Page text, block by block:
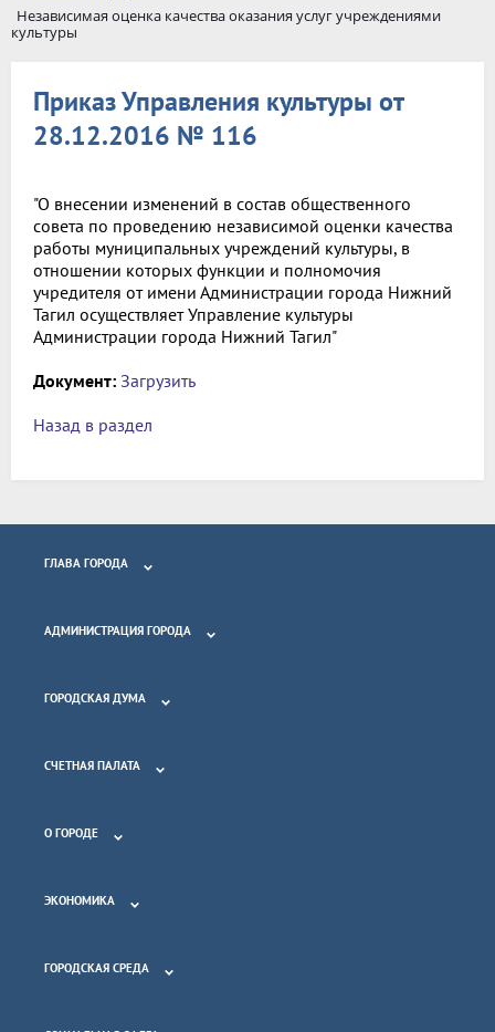
Независимая оценка качества оказания услуг учреждениями
культуры
Приказ Управления культуры от
28.12.2016 № 116
"О внесении изменений в состав общественного
совета по проведению независимой оценки качества
работы муниципальных учреждений культуры, в
отношении которых функции и полномочия
учредителя от имени Администрации города Нижний
Тагил осуществляет Управление культуры
Администрации города Нижний Тагил"
Документ: Загрузить
Назад в раздел
ГЛАВА ГОРОДА
АДМИНИСТРАЦИЯ ГОРОДА
ГОРОДСКАЯ ДУМА
СЧЕТНАЯ ПАЛАТА
О ГОРОДЕ
ЭКОНОМИКА
ГОРОДСКАЯ СРЕДА